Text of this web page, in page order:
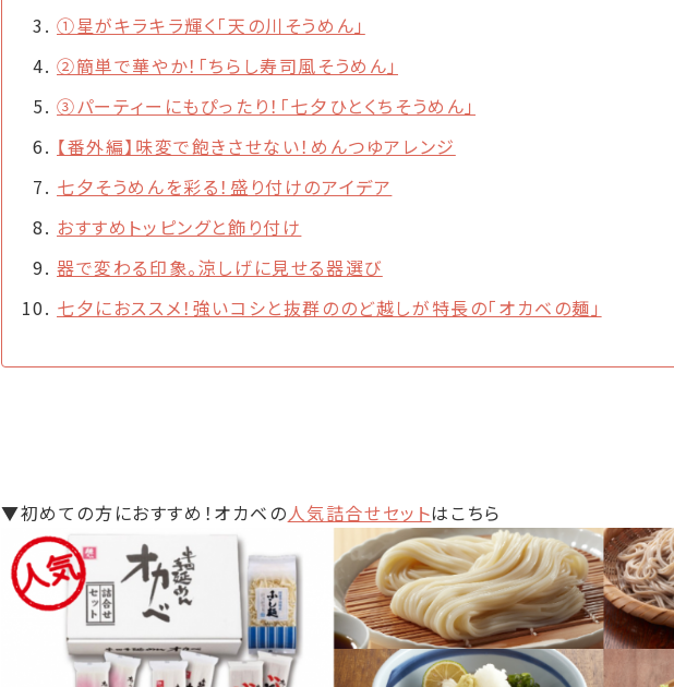
①星がキラキラ輝く「天の川そうめん」
②簡単で華やか！「ちらし寿司風そうめん」
③パーティーにもぴったり！「七夕ひとくちそうめん」
【番外編】味変で飽きさせない！めんつゆアレンジ
七夕そうめんを彩る！盛り付けのアイデア
おすすめトッピングと飾り付け
器で変わる印象。涼しげに見せる器選び
七夕におススメ！強いコシと抜群ののど越しが特長の「オカベの麺」
▼初めての方におすすめ！オカベの人気詰合せセットはこちら